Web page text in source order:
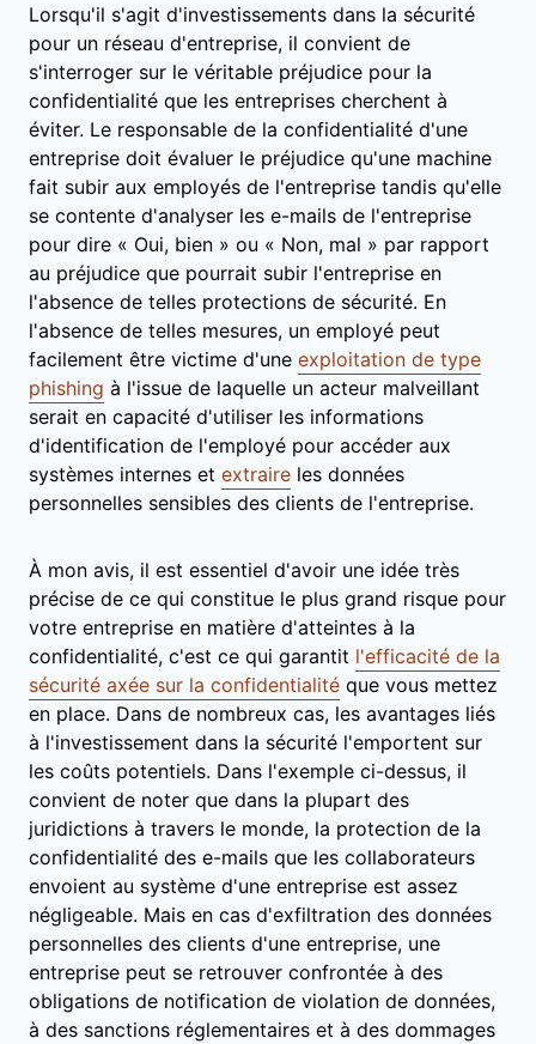
Lorsqu'il s'agit d'investissements dans la sécurité
pour un réseau d'entreprise, il convient de
s'interroger sur le véritable préjudice pour la
confidentialité que les entreprises cherchent à
éviter. Le responsable de la confidentialité d'une
entreprise doit évaluer le préjudice qu'une machine
fait subir aux employés de l'entreprise tandis qu'elle
se contente d'analyser les e-mails de l'entreprise
pour dire « Oui, bien » ou « Non, mal » par rapport
au préjudice que pourrait subir l'entreprise en
l'absence de telles protections de sécurité. En
l'absence de telles mesures, un employé peut
facilement être victime d'une exploitation de type
phishing à l'issue de laquelle un acteur malveillant
serait en capacité d'utiliser les informations
d'identification de l'employé pour accéder aux
systèmes internes et extraire les données
personnelles sensibles des clients de l'entreprise.
À mon avis, il est essentiel d'avoir une idée très
précise de ce qui constitue le plus grand risque pour
votre entreprise en matière d'atteintes à la
confidentialité, c'est ce qui garantit l'efficacité de la
sécurité axée sur la confidentialité que vous mettez
en place. Dans de nombreux cas, les avantages liés
à l'investissement dans la sécurité l'emportent sur
les coûts potentiels. Dans l'exemple ci-dessus, il
convient de noter que dans la plupart des
juridictions à travers le monde, la protection de la
confidentialité des e-mails que les collaborateurs
envoient au système d'une entreprise est assez
négligeable. Mais en cas d'exfiltration des données
personnelles des clients d'une entreprise, une
entreprise peut se retrouver confrontée à des
obligations de notification de violation de données,
à des sanctions réglementaires et à des dommages